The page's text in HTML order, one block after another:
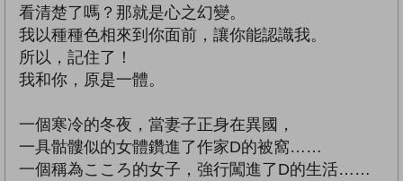
看清楚了嗎？那就是心之幻變。
我以種種色相來到你面前，讓你能認識我。
所以，記住了！
我和你，原是一體。
一個寒冷的冬夜，當妻子正身在異國，
一具骷髏似的女體鑽進了作家D的被窩……
一個稱為こころ的女子，強行闖進了D的生活……